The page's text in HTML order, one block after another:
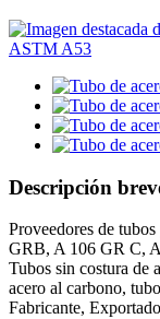
Descripción
Proveedores de
GRB, A 106 GR C,
Tubos sin costura de
acero al carbono,
Fabricante,